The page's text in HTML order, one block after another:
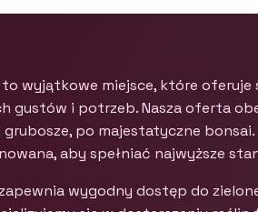
to wyjątkowe miejsce, które
gustów i potrzeb. Nasza oferta
po majestatyczne
aby spełniać najwyższe
wygodny dostęp do